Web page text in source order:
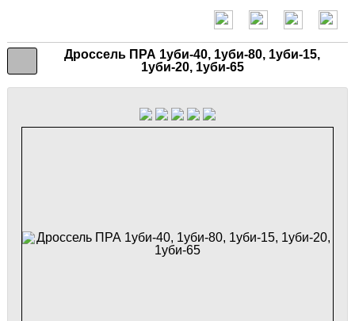
Дроссель ПРА 1уби-40, 1уби-80, 1уби-15,
1уби-20, 1уби-65